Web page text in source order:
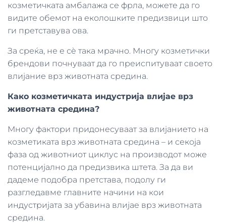
козметичката амбалажа се фрла, можете да го
видите обемот на еколошките предизвици што
ги претставува ова.
За среќа, не е сè така мрачно. Многу козметички
брендови почнуваат да го преиспитуваат своето
влијание врз животната средина.
Како козметичката индустрија влијае врз
животната средина?
Многу фактори придонесуваат за влијанието на
козметиката врз животната средина – и секоја
фаза од животниот циклус на производот може
потенцијално да предизвика штета. За да ви
дадеме подобра претстава, подолу ги
разгледавме главните начини на кои
индустријата за убавина влијае врз животната
средина.